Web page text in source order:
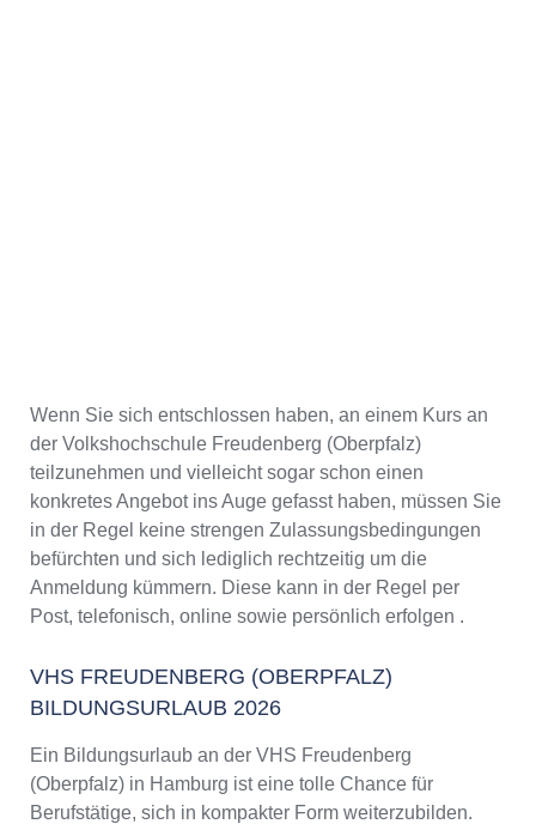
Wenn Sie sich entschlossen haben, an einem Kurs an
der Volkshochschule Freudenberg (Oberpfalz)
teilzunehmen und vielleicht sogar schon einen
konkretes Angebot ins Auge gefasst haben, müssen Sie
in der Regel keine strengen Zulassungsbedingungen
befürchten und sich lediglich rechtzeitig um die
Anmeldung kümmern. Diese kann in der Regel per
Post, telefonisch, online sowie persönlich erfolgen .
VHS FREUDENBERG (OBERPFALZ)
BILDUNGSURLAUB 2026
Ein Bildungsurlaub an der VHS Freudenberg
(Oberpfalz) in Hamburg ist eine tolle Chance für
Berufstätige, sich in kompakter Form weiterzubilden.